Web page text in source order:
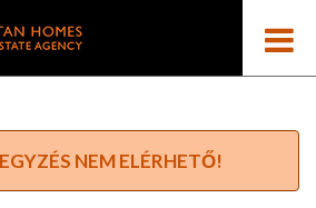
NEM ELÉRHETŐ!